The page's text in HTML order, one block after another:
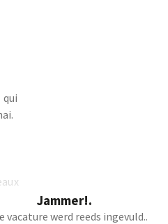
Jammer!.
vacature werd reeds ingevuld..